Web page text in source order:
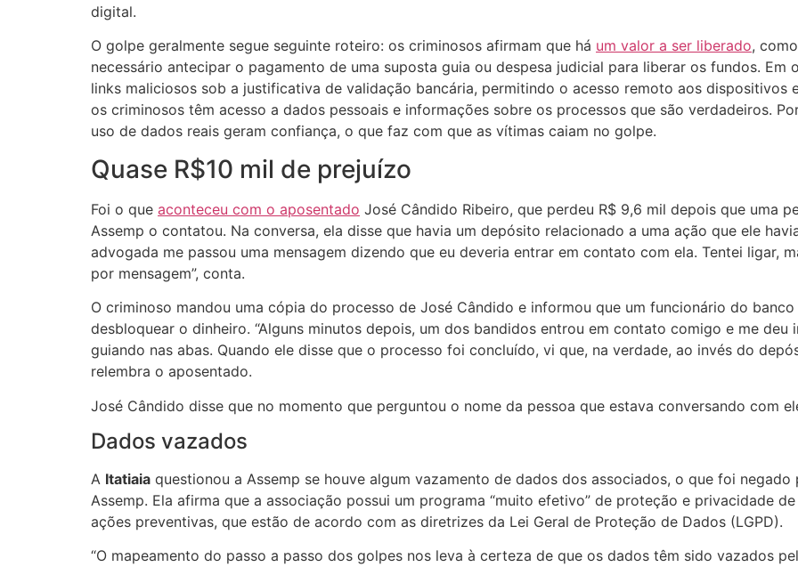
digital.
O golpe geralmente segue seguinte roteiro: os criminosos afirmam que há um valor a ser liberado,
necessário antecipar o pagamento de uma suposta guia ou despesa judicial para liberar os fundos.
links maliciosos sob a justificativa de validação bancária, permitindo o acesso remoto aos dispositivos
os criminosos têm acesso a dados pessoais e informações sobre os processos que são verdadeiros.
uso de dados reais geram confiança, o que faz com que as vítimas caiam no golpe.
Quase R$10 mil de prejuízo
Foi o que aconteceu com o aposentado José Cândido Ribeiro, que perdeu R$ 9,6 mil depois que uma
Assemp o contatou. Na conversa, ela disse que havia um depósito relacionado a uma ação que ele
advogada me passou uma mensagem dizendo que eu deveria entrar em contato com ela. Tentei ligar,
por mensagem”, conta.
O criminoso mandou uma cópia do processo de José Cândido e informou que um funcionário do
desbloquear o dinheiro. “Alguns minutos depois, um dos bandidos entrou em contato comigo e me
guiando nas abas. Quando ele disse que o processo foi concluído, vi que, na verdade, ao invés do
relembra o aposentado.
José Cândido disse que no momento que perguntou o nome da pessoa que estava conversando com
Dados vazados
A Itatiaia questionou a Assemp se houve algum vazamento de dados dos associados, o que foi
Assemp. Ela afirma que a associação possui um programa “muito efetivo” de proteção e privacidade
ações preventivas, que estão de acordo com as diretrizes da Lei Geral de Proteção de Dados (LGPD).
“O mapeamento do passo a passo dos golpes nos leva à certeza de que os dados têm sido vazados